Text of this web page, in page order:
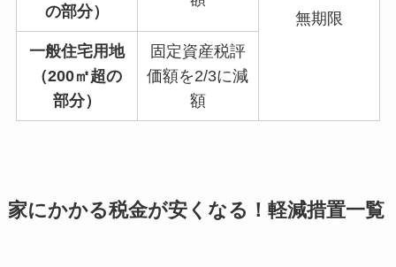
の部分）
無期限
一般住宅用地
（200㎡超の
部分）
固定資産税評
価額を2/3に減
額
家にかかる税金が安くなる！軽減措置一覧